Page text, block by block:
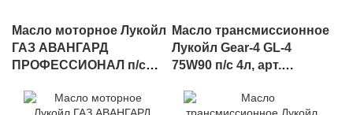
Масло моторное Лукойл
ГАЗ АВАНГАРД
ПРОФЕССИОНАЛ п/с
LA5W40, CJ-4, 5л 1612600
Масло трансмиссионное
Лукойл Gear-4 GL-4
75W90 п/с 4л, арт.